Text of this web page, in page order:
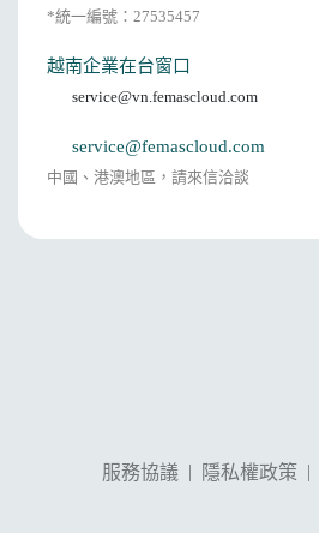
*統一編號：27535457
越南企業在台窗口
service@vn.femascloud.com
service@femascloud.com
中國、港澳地區，請來信洽談
服務協議 | 隱私權政策 |